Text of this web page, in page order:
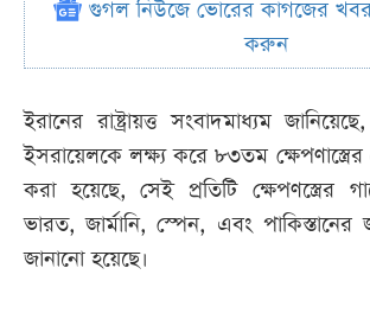
গুগল নিউজে ভোরের কাগজের
করুন
ইরানের রাষ্ট্রায়ত্ত সংবাদমাধ্যম
ইসরায়েলকে লক্ষ্য করে ৮৩তম ক্ষেপণাস্ত্রের
করা হয়েছে, সেই প্রতিটি ক্ষেপণস্ত্রের
ভারত, জার্মানি, স্পেন, এবং
জানানো হয়েছে।